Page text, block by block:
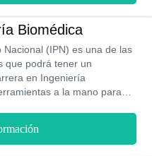
académicos de
ambiental, estarías
de $18,000 MXN.
la modalidad presencial
Biomédica
(IPN) es una de las
que podrá tener un
en Ingeniería
a la mano para
Su Plan de Estudio está
estándares de calidad